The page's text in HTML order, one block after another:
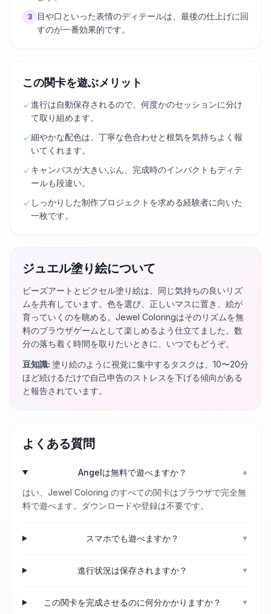
3
目や口といった表情のディテールは、最後の仕上げに回
すのが一番効果的です。
この関卡を遊ぶメリット
✓進行は自動保存されるので、何度かのセッションに分け
て取り組めます。
✓細やかな配色は、丁寧な色合わせと根気を気持ちよく報
いてくれます。
✓キャンバスが大きいぶん、完成時のインパクトもディテ
ールも段違い。
✓ しっかりした制作プロジェクトを求める経験者に向いた
一枚です。
ジュエル塗り絵について
ビーズアートとピクセル塗り絵は、同じ気持ちの良いリズ
ムを共有しています。色を選び、正しいマスに置き、絵が
育っていくのを眺める。Jewel Coloringはそのリズムを無
料のブラウザゲームとして楽しめるよう仕立てました。数
分の落ち着く時間を取りたいときに、いつでもどうぞ。
豆知識: 塗り絵のように視覚に集中するタスクは、10〜20分
ほど続けるだけで自己申告のストレスを下げる傾向がある
と報告されています。
よくある質問
Angelは無料で遊べますか？ ▼
はい、Jewel Coloring のすべての関卡はブラウザで完全無
料で遊べます。ダウンロードや登録は不要です。
スマホでも遊べますか？ ▼
進行状況は保存されますか？ ▼
この関卡を完成させるのに何分かかりますか？ ▼